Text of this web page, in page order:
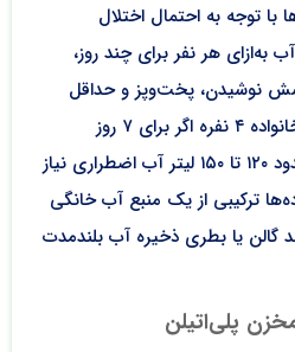
با توجه به احتمال اختلال
ذخیره ۵۰ تا ۷۰ لیتر آب به‌ازای هر نفر برای چند روز،
نوشیدن، پخت‌وپز و حداقل
شست‌وشو محسوب می‌شود.​ خانواده ۴ نفره اگر برای ۷ روز
برنامه‌ریزی نماید، حداقل به حدود ۱۲۰ تا ۱۵۰ لیتر آب اضطراری نیاز
ترکیبی از یک منبع آب خانگی
گالن یا بطری ذخیره آب بلندمدت
پلی‌اتیلن